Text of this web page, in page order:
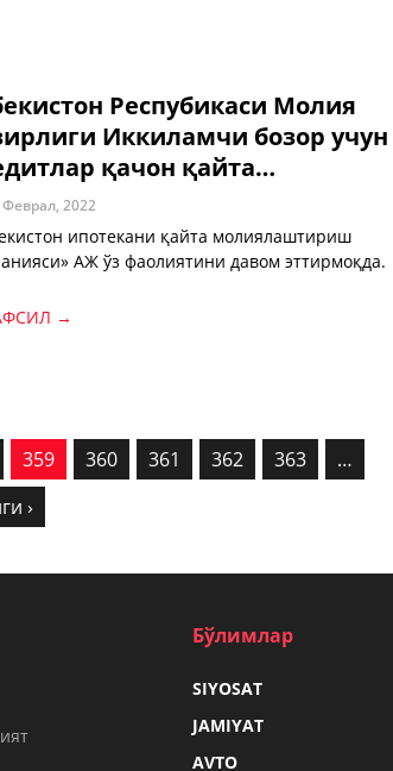
Респубикаси Молия
Иккиламчи бозор учун
қачон қайта
маълум қилди
2022
ипотекани қайта молиялаштириш
АЖ ўз фаолиятини давом эттирмоқда.
→
359 360 361 362 363
…
›
Бўлимлар
SIYOSAT
JAMIYAT
AVTO